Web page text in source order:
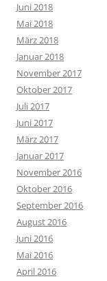
Juni 2018
Mai 2018
März 2018
Januar 2018
November 2017
Oktober 2017
Juli 2017
Juni 2017
März 2017
Januar 2017
November 2016
Oktober 2016
September 2016
August 2016
Juni 2016
Mai 2016
April 2016